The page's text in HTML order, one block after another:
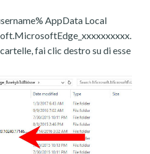
AppData Local
fai clic destro su di esse